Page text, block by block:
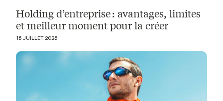
Holding d’entreprise : avantages, limites
et meilleur moment pour la créer
16 JUILLET 2026